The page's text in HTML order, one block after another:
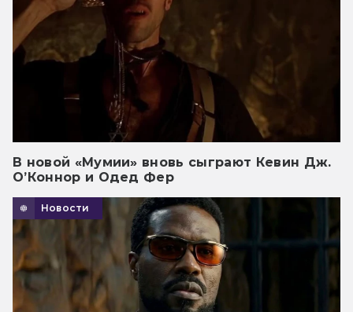
В новой «Мумии» вновь сыграют Кевин Дж.
О’Коннор и Одед Фер
Новости